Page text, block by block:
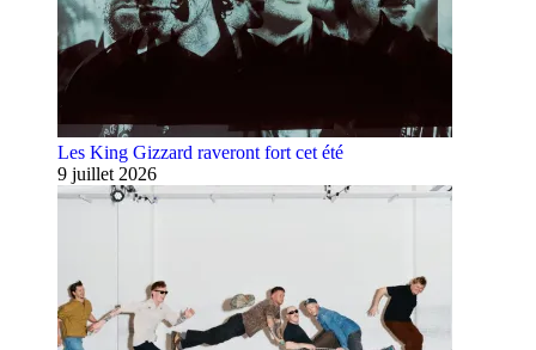
Les King Gizzard raveront fort cet été
9 juillet 2026